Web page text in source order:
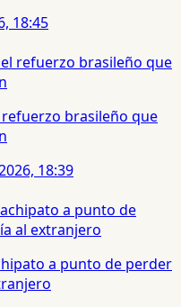
18:45
refuerzo brasileño que
18:39
a punto de perder